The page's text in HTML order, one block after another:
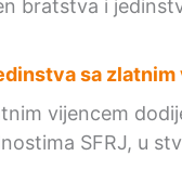
sa zlatnim
vijencem
SFRJ, u